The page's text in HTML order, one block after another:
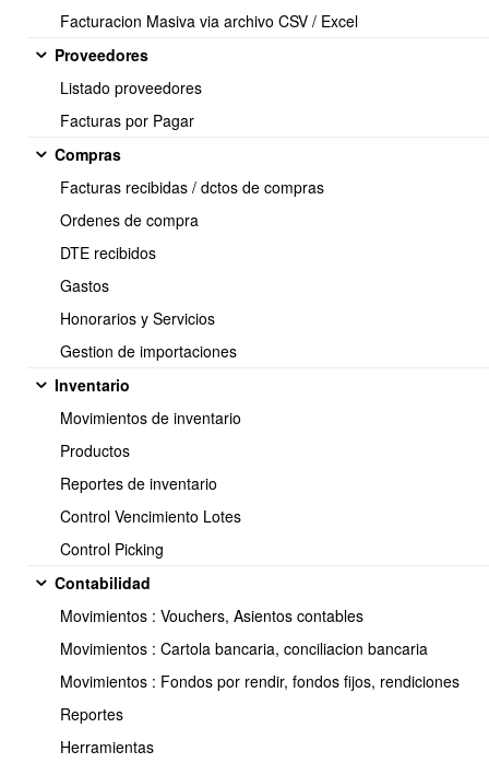
Facturacion Masiva via archivo CSV / Excel
Proveedores
Listado proveedores
Facturas por Pagar
Compras
Facturas recibidas / dctos de compras
Ordenes de compra
DTE recibidos
Gastos
Honorarios y Servicios
Gestion de importaciones
Inventario
Movimientos de inventario
Productos
Reportes de inventario
Control Vencimiento Lotes
Control Picking
Contabilidad
Movimientos : Vouchers, Asientos contables
Movimientos : Cartola bancaria, conciliacion bancaria
Movimientos : Fondos por rendir, fondos fijos, rendiciones
Reportes
Herramientas
para realizar movimientos d einventario debe seguir los
siguientes pasos.
debe ir a MENU PRINCIPAL => MOVIMIENTOS
En movimientos nos permitira realizar tantos salidas, entradas,
traspasos entre bodegasy toma de ventario.
Nueva ENTRADA :Se ingresaran los Items seleccionados
aumentando los productos en bodega.
Nueva SALIDA :
disminuyendo los productos en bodega.
TRASPASO entre bodegas :
de una bodega hacia otra, sumando o quitando de la bodega
que cede a otra.
Toma de inventario :Le permitira comparar el stock teorico vs
el stock fisico, si guardas la toma de inventario, el stock
fisico(lo contado) pasa a ser el nuevo saldo del producto en la
bodega donde se está realizando.